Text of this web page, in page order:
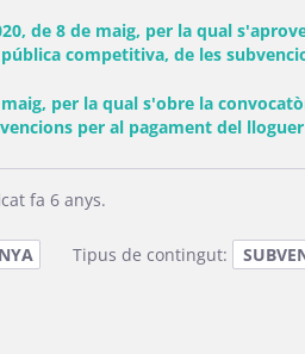
de 8 de maig, per la qual
competitiva, de les
maig, per la qual s'obre la
per al pagament del lloguer
fa 6 anys.
Tipus de contingut: